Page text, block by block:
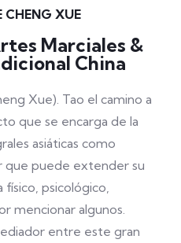
CHENG XUE
Marciales &
China
Xue). Tao el camino a
que se encarga de la
asiáticas como
que puede extender su
físico, psicológico,
mencionar algunos.
entre este gran